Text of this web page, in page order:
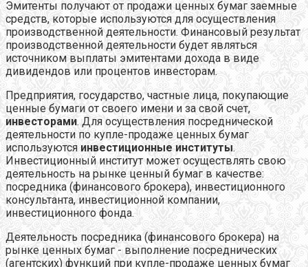
Эмитенты получают от продажи ценных бумаг заемные
средств, которые используются для осуществления
производственной деятельности. Финансовый результат
производственной деятельности будет являться
источником выплаты эмитентами дохода в виде
дивидендов или процентов инвесторам.
Предприятия, государство, частные лица, покупающие
ценные бумаги от своего имени и за свой счет,
инвесторами. Для осуществления посреднической
деятельности по купле-продаже ценных бумаг
используются инвестиционные институты.
Инвестиционный институт может осуществлять свою
деятельность на рынке ценный бумаг в качестве:
посредника (финансового брокера), инвестиционного
консультанта, инвестиционной компании,
инвестиционного фонда.
Деятельность посредника (финансового брокера) на
рынке ценных бумаг - выполнение посреднических
(агентских) функций при купле-продаже ценных бумаг